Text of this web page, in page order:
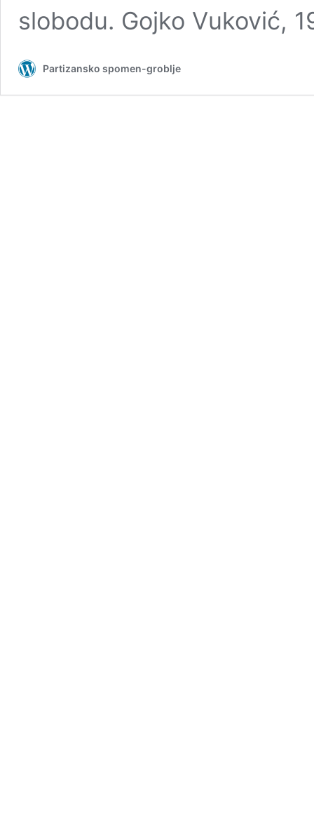
slobodu. Gojko Vuković,
Partizansko spomen-groblje